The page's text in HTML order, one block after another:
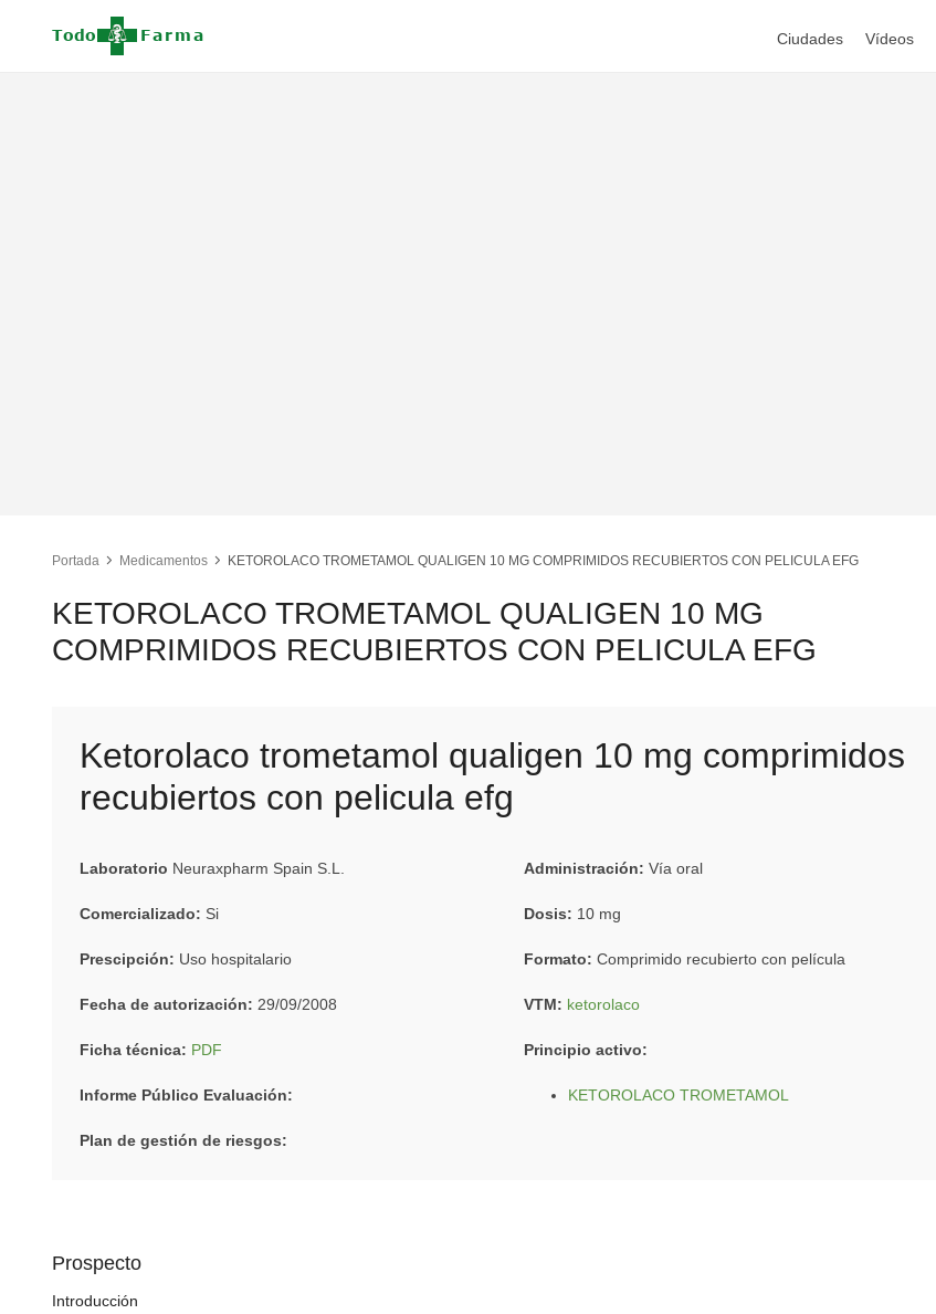
Ciudades Vídeos
Portada Medicamentos KETOROLACO TROMETAMOL QUALIGEN 10 MG COMPRIMIDOS RECUBIERTOS CON PELICULA EFG
KETOROLACO TROMETAMOL QUALIGEN 10 MG
COMPRIMIDOS RECUBIERTOS CON PELICULA EFG
Ketorolaco trometamol qualigen 10 mg comprimidos
recubiertos con pelicula efg
Laboratorio Neuraxpharm Spain S.L.
Comercializado: Si
Prescipción: Uso hospitalario
Fecha de autorización: 29/09/2008
Ficha técnica: PDF
Informe Público Evaluación:
Plan de gestión de riesgos:
Administración: Vía oral
Dosis: 10 mg
Formato: Comprimido recubierto con película
VTM: ketorolaco
Principio activo:
KETOROLACO TROMETAMOL
Prospecto
Introducción